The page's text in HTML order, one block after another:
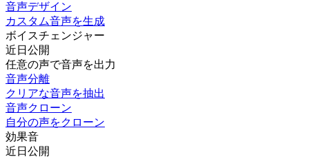
音声デザイン
カスタム音声を生成
ボイスチェンジャー
近日公開
任意の声で音声を出力
音声分離
クリアな音声を抽出
音声クローン
自分の声をクローン
効果音
近日公開